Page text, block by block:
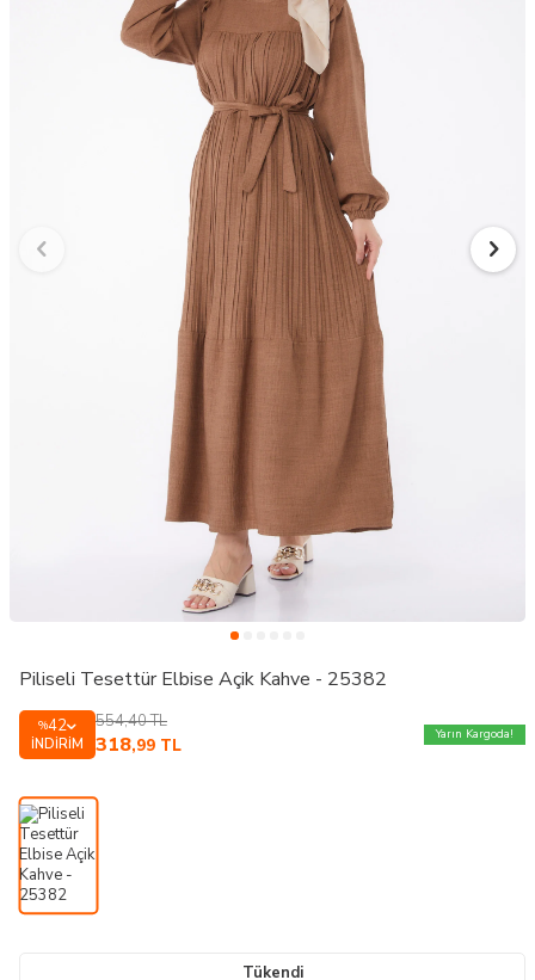
Piliseli Tesettür Elbise Açik Kahve - 25382
%42
İNDIRIM
554,40TL
318,99 TL
Yarın Kargoda!
Tükendi